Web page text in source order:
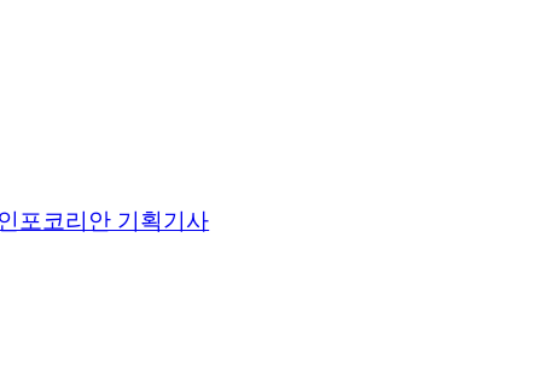
포코리안 기획기사